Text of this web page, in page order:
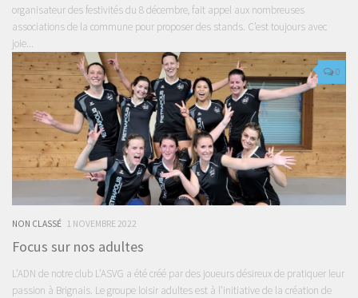
organisateur des festivités du 8 décembre, fait appel aux nombreuses
associations de la commune pour proposer des stands. C’est toujours avec
joie...
0
NON CLASSÉ 1 NOVEMBRE 2022
Focus sur nos adultes
L’ADN de notre club L’ASVG a été créé par des joueurs désireux de pratiquer leur
passion à Brignais. Le groupe loisir adultes est à l’initiative de la création de